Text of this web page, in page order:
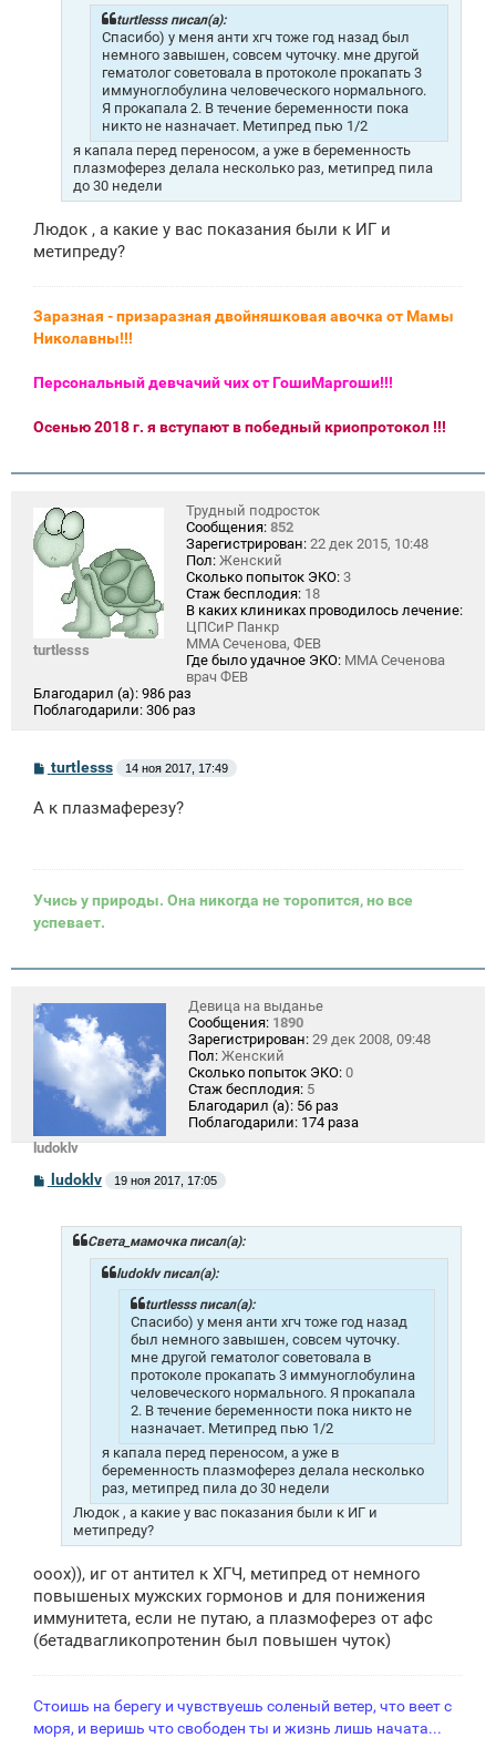
turtlesss писал(а):
Спасибо) у меня анти хгч тоже год назад был
немного завышен, совсем чуточку. мне другой
гематолог советовала в протоколе прокапать 3
иммуноглобулина человеческого нормального.
Я прокапала 2. В течение беременности пока
никто не назначает. Метипред пью 1/2
я капала перед переносом, а уже в беременность
плазмоферез делала несколько раз, метипред пила
до 30 недели
Людок , а какие у вас показания были к ИГ и
метипреду?
Заразная - призаразная двойняшковая авочка от Мамы
Николавны!!!
Персональный девчачий чих от ГошиМаргоши!!!
Осенью 2018 г. я вступают в победный криопротокол !!!
turtlesss
Трудный подросток
Сообщения: 852
Зарегистрирован: 22 дек 2015, 10:48
Пол: Женский
Сколько попыток ЭКО: 3
Стаж бесплодия: 18
В каких клиниках проводилось лечение:
ЦПСиР Панкр
ММА Сеченова, ФЕВ
Где было удачное ЭКО: ММА Сеченова
врач ФЕВ
Благодарил (а): 986 раз
Поблагодарили: 306 раз
С
б
turtlesss 14 ноя 2017, 17:49
А к плазмаферезу?
Учись у природы. Она никогда не торопится, но все
успевает.
ludoklv
Девица на выданье
Сообщения: 1890
Зарегистрирован: 29 дек 2008, 09:48
Пол: Женский
Сколько попыток ЭКО: 0
Стаж бесплодия: 5
Благодарил (а): 56 раз
Поблагодарили: 174 раза
Сludoklv 19 ноя 2017, 17:05
Света_мамочка писал(а):
ludoklv писал(а):
turtlesss писал(а):
Спасибо) у меня анти хгч тоже год назад
был немного завышен, совсем чуточку.
мне другой гематолог советовала в
протоколе прокапать 3 иммуноглобулина
человеческого нормального. Я прокапала
2. В течение беременности пока никто не
назначает. Метипред пью 1/2
я капала перед переносом, а уже в
беременность плазмоферез делала несколько
раз, метипред пила до 30 недели
Людок , а какие у вас показания были к ИГ и
метипреду?
ооох)), иг от антител к ХГЧ, метипред от немного
повышеных мужских гормонов и для понижения
иммунитета, если не путаю, а плазмоферез от афс
(бетадвагликопротенин был повышен чуток)
Стоишь на берегу и чувствуешь соленый ветер, что веет с
моря, и веришь что свободен ты и жизнь лишь начата...